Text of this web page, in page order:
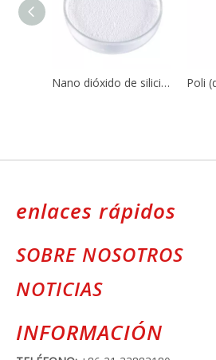
Nano dióxido de silicio Sio2 CAS 7631-86-9 para caucho de silicona
enlaces rápidos
SOBRE NOSOTROS
NOTICIAS
INFORMACIÓN